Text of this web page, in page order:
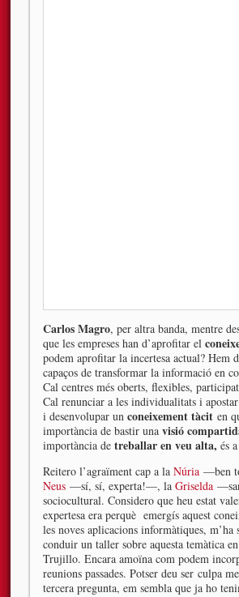
Carlos Magro, per altra banda, mentre
que les empreses han d’aprofitar el
podem aprofitar la incertesa actual? Hem
capaços de transformar la informació en
Cal centres més oberts, flexibles,
Cal renunciar a les individualitats i
i desenvolupar un coneixement tàcit en
importància de bastir una visió
importància de treballar en veu alta, és
Reitero l’agraïment cap a la Núria —ben
Neus —sí, sí, experta!—, la Griselda
sociocultural. Considero que heu estat
expertesa era perquè emergís aquest
les noves aplicacions informàtiques,
conduir un taller sobre aquesta temàtica
Trujillo. Encara amoïna com podem
reunions passades. Potser deu ser culpa
tercera pregunta, em sembla que ja ho